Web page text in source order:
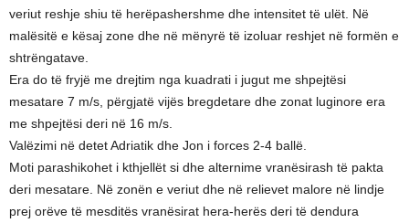
veriut reshje shiu të herëpashershme dhe intensitet të ulët. Në
malësitë e kësaj zone dhe në mënyrë të izoluar reshjet në formën e
shtrëngatave.
Era do të fryjë me drejtim nga kuadrati i jugut me shpejtësi
mesatare 7 m/s, përgjatë vijës bregdetare dhe zonat luginore era
me shpejtësi deri në 16 m/s.
Valëzimi në detet Adriatik dhe Jon i forces 2-4 ballë.
Moti parashikohet i kthjellët si dhe alternime vranësirash të pakta
deri mesatare. Në zonën e veriut dhe në relievet malore në lindje
prej orëve të mesditës vranësirat hera-herës deri të dendura